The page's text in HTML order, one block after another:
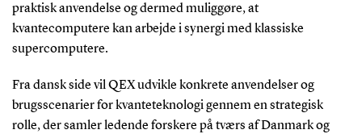
praktisk anvendelse og dermed muliggøre, at
kvantecomputere kan arbejde i synergi med klassiske
supercomputere.
Fra dansk side vil QEX udvikle konkrete anvendelser og
brugsscenarier for kvanteteknologi gennem en strategisk
rolle, der samler ledende forskere på tværs af Danmark og